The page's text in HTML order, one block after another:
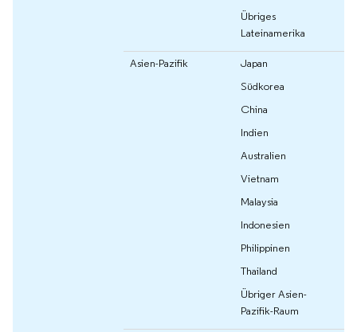
Übriges
Lateinamerika
Asien-Pazifik
Japan
Südkorea
China
Indien
Australien
Vietnam
Malaysia
Indonesien
Philippinen
Thailand
Übriger Asien-
Pazifik-Raum